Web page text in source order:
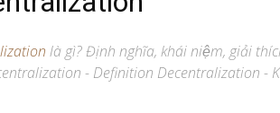
là gì? Định nghĩa, khái niệm, giải
- Definition Decentralization -